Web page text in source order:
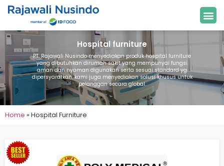
Hospital furniture
PT. Rajawali Nusindo menyediakan produk hospital furniture
yang dibutuhkan dirumah sakit yang mempunyai fungsi
aman dan nyaman digunakan serta sesuai standard yg
dipersyaratkan. kami juga menyediakan solusi khusus untuk
pelanggan secara global.
Home »Hospital Furniture